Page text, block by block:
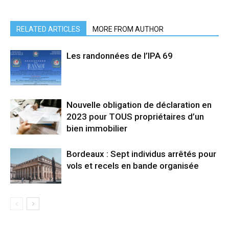
RELATED ARTICLES MORE FROM AUTHOR
Les randonnées de l’IPA 69
Nouvelle obligation de déclaration en
2023 pour TOUS propriétaires d’un
bien immobilier
Bordeaux : Sept individus arrêtés pour
vols et recels en bande organisée